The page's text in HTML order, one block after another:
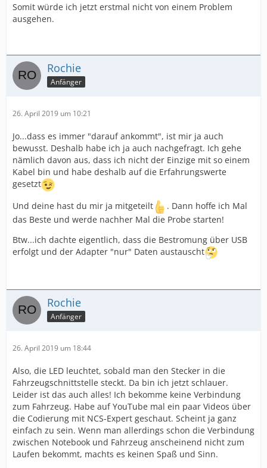
Somit würde ich jetzt erstmal nicht von einem Problem
ausgehen.
Rochie
Anfänger
26. April 2019 um 10:21
Jo...dass es immer "darauf ankommt", ist mir ja auch
bewusst. Deshalb habe ich ja auch nachgefragt. Ich gehe
nämlich davon aus, dass ich nicht der Einzige mit so einem
Kabel bin und habe deshalb auf die Erfahrungswerte
gesetzt
Und deine hast du mir ja mitgeteilt
. Dann hoffe ich Mal
das Beste und werde nachher Mal die Probe starten!
Btw...ich dachte eigentlich, dass die Bestromung über USB
erfolgt und der Adapter "nur" Daten austauscht
Rochie
Anfänger
26. April 2019 um 18:44
Also, die LED leuchtet, sobald man den Stecker in die
Fahrzeugschnittstelle steckt. Da bin ich jetzt schlauer.
Leider ist das auch alles! Ich bekomme keine Verbindung
zum Fahrzeug. Habe auf YouTube mal ein paar Videos über
die Codierung mit NCS-Expert geschaut. Scheint ja ganz
einfach zu sein. Wenn man allerdings schon die Verbindung
zwischen Notebook und Fahrzeug anscheinend nicht zum
Laufen bekommt, machts es keinen Spaß und Sinn.